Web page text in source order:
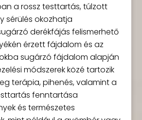
a rossz testtartás, túlzott
sérülés okozhatja
derékfájás felismerhető
érzett fájdalom és az
sugárzó fájdalom alapján
módszerek közé tartozik
terápia, pihenés, valamint a
fenntartása
és természetes